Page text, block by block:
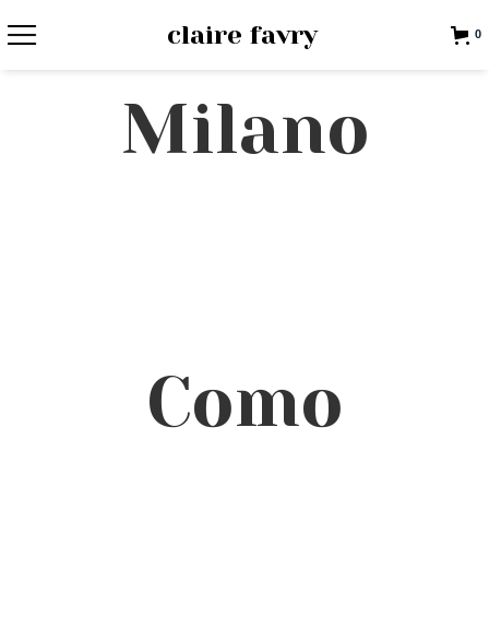
claire favry 0
Milano
Como